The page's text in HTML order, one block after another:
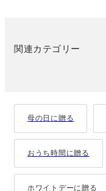
関連カテゴリー
母の日に贈る
おうち時間に贈る
ホワイトデーに贈る